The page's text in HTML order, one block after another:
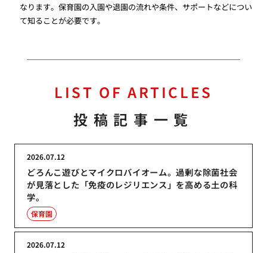
なります。保育園の入園や退園の流れや条件、サポートなどについ
て知ることが必要です。
LIST OF ARTICLES
投稿記事一覧
どろんこ遊びとマイクロバイオーム。過剰な除菌社会
が見落とした「免疫のレジリエンス」を高める土の科
学。
2026.07.12
保育園
2026.07.12